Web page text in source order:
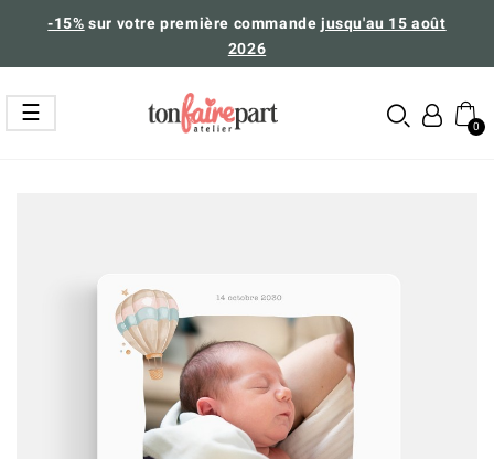
-15% sur votre première commandejusqu'au 15 août
2026
Basculer
la
navigation
☰